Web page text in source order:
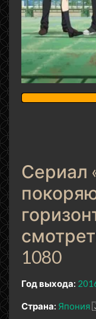
Сериал
1080
Год выхода:
Страна: Япония